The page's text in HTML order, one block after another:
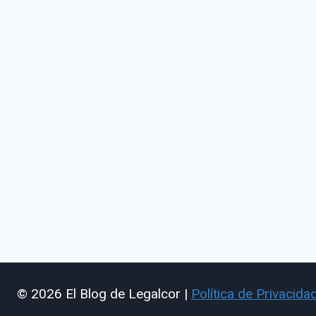
© 2026 El Blog de Legalcor | Política de